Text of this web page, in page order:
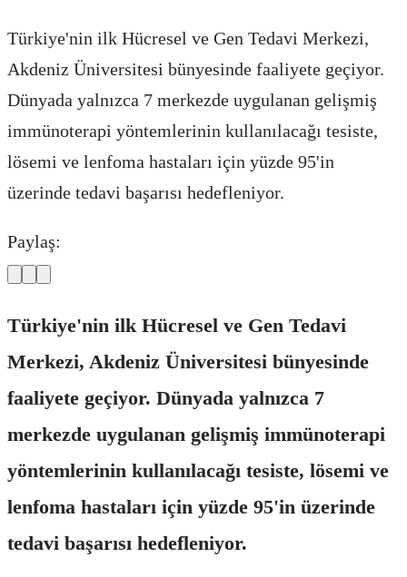
Türkiye'nin ilk Hücresel ve Gen Tedavi Merkezi,
Akdeniz Üniversitesi bünyesinde faaliyete geçiyor.
Dünyada yalnızca 7 merkezde uygulanan gelişmiş
immünoterapi yöntemlerinin kullanılacağı tesiste,
lösemi ve lenfoma hastaları için yüzde 95'in
üzerinde tedavi başarısı hedefleniyor.
Paylaş:
Türkiye'nin ilk Hücresel ve Gen Tedavi
Merkezi, Akdeniz Üniversitesi bünyesinde
faaliyete geçiyor. Dünyada yalnızca 7
merkezde uygulanan gelişmiş immünoterapi
yöntemlerinin kullanılacağı tesiste, lösemi ve
lenfoma hastaları için yüzde 95'in üzerinde
tedavi başarısı hedefleniyor.